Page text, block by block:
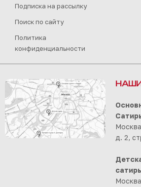
Подписка на рассылку
Поиск по сайту
Политика
конфиденциальности
д. 2,